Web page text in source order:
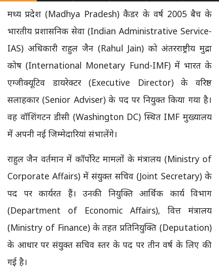
मध्य प्रदेश (Madhya Pradesh) कैडर के वर्ष 2005 बैच के
भारतीय प्रशासनिक सेवा (Indian Administrative Service-
IAS) अधिकारी राहुल जैन (Rahul Jain) को अंतरराष्ट्रीय मुद्रा
कोष (International Monetary Fund-IMF) में भारत के
एग्जीक्यूटिव डायरेक्टर (Executive Director) के वरिष्ठ
सलाहकार (Senior Adviser) के पद पर नियुक्त किया गया है।
वह वॉशिंगटन डीसी (Washington DC) स्थित IMF मुख्यालय
में अपनी नई जिम्मेदारियां संभालेंगे।
राहुल जैन वर्तमान में कॉर्पोरेट मामलों के मंत्रालय (Ministry of
Corporate Affairs) में संयुक्त सचिव (Joint Secretary) के
पद पर कार्यरत हैं। उनकी नियुक्ति आर्थिक कार्य विभाग
(Department of Economic Affairs), वित्त मंत्रालय
(Ministry of Finance) के तहत प्रतिनियुक्ति (Deputation)
के आधार पर संयुक्त सचिव स्तर के पद पर तीन वर्ष के लिए की
गई है।